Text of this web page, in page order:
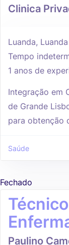
Clinica
Luanda, Luanda
Tempo
1 anos de
Integração em
de Grande
para obtenção
Saúde
Fechado
Paulino